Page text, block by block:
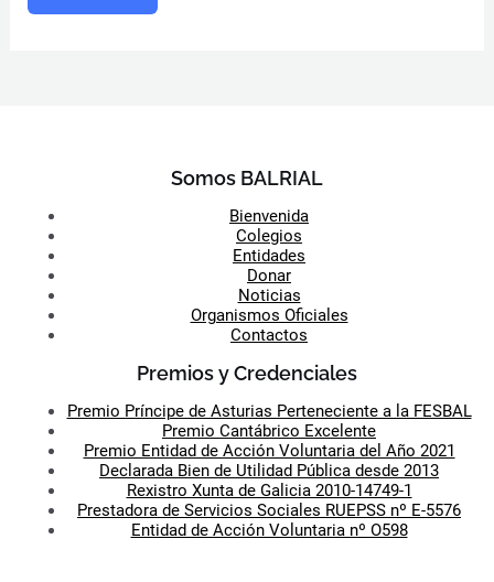
Somos BALRIAL
Bienvenida
Colegios
Entidades
Donar
Noticias
Organismos Oficiales
Contactos
Premios y Credenciales
Premio Príncipe de Asturias Perteneciente a la FESBAL
Premio Cantábrico Excelente
Premio Entidad de Acción Voluntaria del Año 2021
Declarada Bien de Utilidad Pública desde 2013
Rexistro Xunta de Galicia 2010-14749-1
Prestadora de Servicios Sociales RUEPSS nº E-5576
Entidad de Acción Voluntaria nº O598